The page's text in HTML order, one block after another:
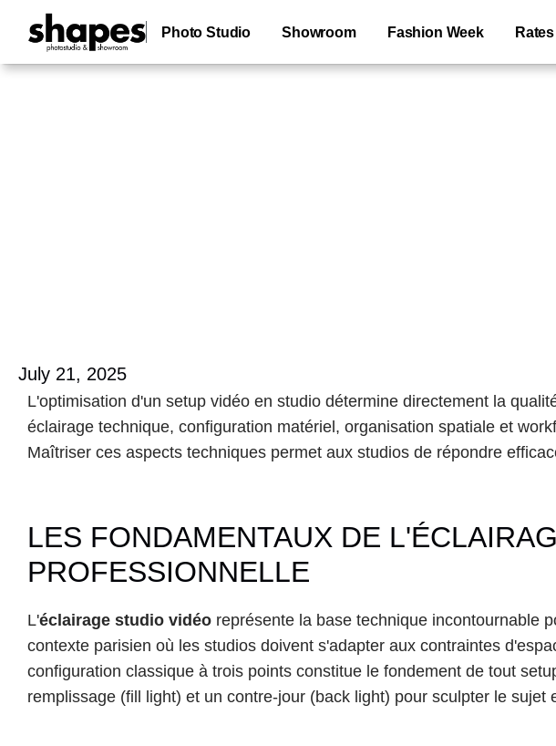
Photo Studio Showroom Fashion Week Rates
July 21, 2025
L'optimisation d'un setup vidéo en studio détermine directement la
éclairage technique, configuration matériel, organisation spatiale et
Maîtriser ces aspects techniques permet aux studios de répondre
LES FONDAMENTAUX DE
PROFESSIONNELLE
L'éclairage studio vidéo représente la base technique incontournable
contexte parisien où les studios doivent s'adapter aux contraintes
configuration classique à trois points constitue le fondement de tout
remplissage (fill light) et un contre-jour (back light) pour sculpter le sujet